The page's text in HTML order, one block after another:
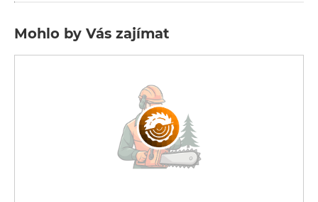
Mohlo by Vás zajímat